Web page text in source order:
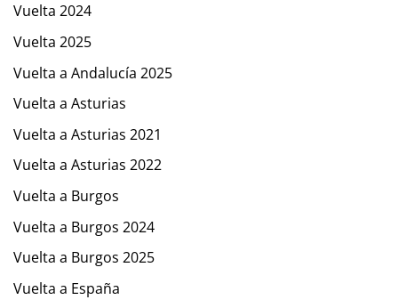
Vuelta 2024
Vuelta 2025
Vuelta a Andalucía 2025
Vuelta a Asturias
Vuelta a Asturias 2021
Vuelta a Asturias 2022
Vuelta a Burgos
Vuelta a Burgos 2024
Vuelta a Burgos 2025
Vuelta a España